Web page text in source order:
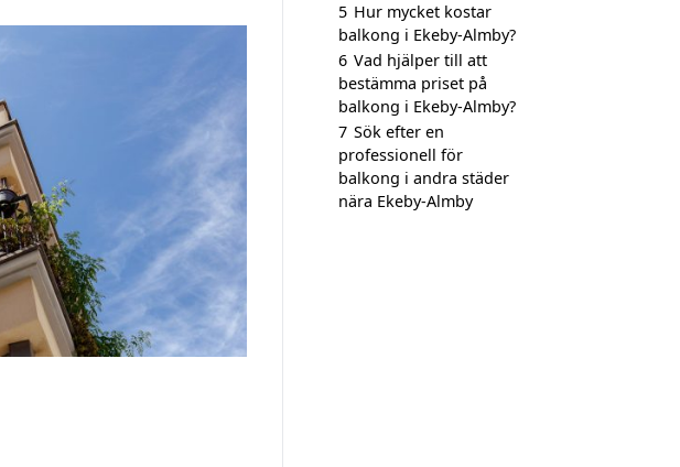
5 Hur mycket kostar
balkong i Ekeby-Almby?
6 Vad hjälper till att
bestämma priset på
balkong i Ekeby-Almby?
7 Sök efter en
professionell för
balkong i andra städer
nära Ekeby-Almby